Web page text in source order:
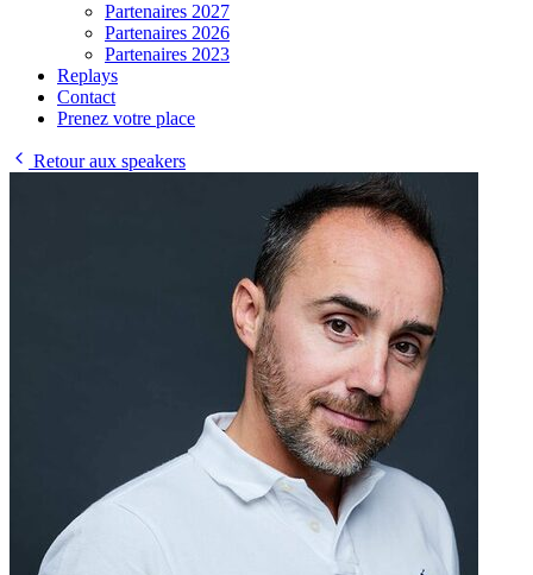
Partenaires 2027
Partenaires 2026
Partenaires 2023
Replays
Contact
Prenez votre place
Retour aux speakers